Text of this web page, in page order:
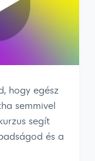
hogy egész
semmivel
segít
és a